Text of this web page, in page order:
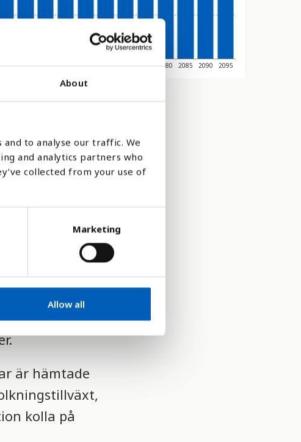
About
to analyse our traffic. We
and analytics partners who
collected from your use of
Marketing
Allow all
2045 2050 2055 2060 2065 2070 2075 2080 2085 2090 2095
den totala
i olika
är hämtade
kolla på